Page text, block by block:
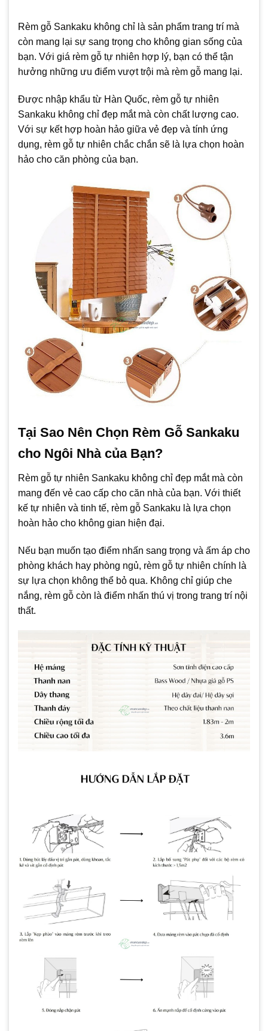
Rèm gỗ Sankaku không chỉ là sản phẩm trang trí mà
còn mang lại sự sang trọng cho không gian sống của
bạn. Với giá rèm gỗ tự nhiên hợp lý, bạn có thể tận
hưởng những ưu điểm vượt trội mà rèm gỗ mang lại.
Được nhập khẩu từ Hàn Quốc, rèm gỗ tự nhiên
Sankaku không chỉ đẹp mắt mà còn chất lượng cao.
Với sự kết hợp hoàn hảo giữa vẻ đẹp và tính ứng
dụng, rèm gỗ tự nhiên chắc chắn sẽ là lựa chọn hoàn
hảo cho căn phòng của bạn.
Tại Sao Nên Chọn Rèm Gỗ Sankaku
cho Ngôi Nhà của Bạn?
Rèm gỗ tự nhiên Sankaku không chỉ đẹp mắt mà còn
mang đến vẻ cao cấp cho căn nhà của bạn. Với thiết
kế tự nhiên và tinh tế, rèm gỗ Sankaku là lựa chọn
hoàn hảo cho không gian hiện đại.
Nếu bạn muốn tạo điểm nhấn sang trọng và ấm áp cho
phòng khách hay phòng ngủ, rèm gỗ tự nhiên chính là
sự lựa chọn không thể bỏ qua. Không chỉ giúp che
nắng, rèm gỗ còn là điểm nhấn thú vị trong trang trí nội
thất.